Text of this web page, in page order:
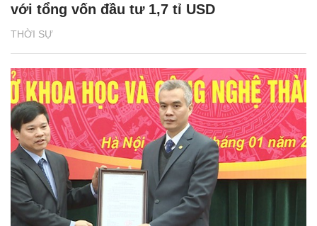
THỜI SỰ
với tổng vốn đầu tư 1,7 tỉ USD